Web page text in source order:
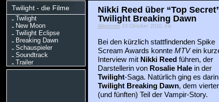
Twilight - die Filme
Twilight
New Moon
Twilight Eclipse
Breaking Dawn
Schauspieler
Soundtrack
Trailer
Nikki Reed über “Top
Twilight Breaking Dawn
Allgemein19 Oktober 2010, iris
Bei den kürzlich stattfindenden Spike
Scream Awards konnte MTVein
Interview mit Nikki Reed führen, der
Darstellerin von Rosalie Halein der
Twilight-Saga. Natürlich ging es
Twilight Breaking Dawn, dem
(und fünften) Teil der Vampir-Story.